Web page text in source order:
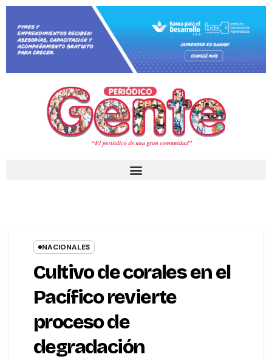
NACIONALES
Cultivo de corales en el
Pacífico revierte
proceso de
degradación